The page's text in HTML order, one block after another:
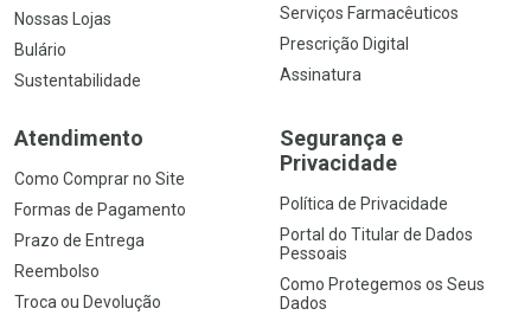
Nossas Lojas
Bulário
Sustentabilidade
Serviços Farmacêuticos
Prescrição Digital
Assinatura
Atendimento
Como Comprar no Site
Formas de Pagamento
Prazo de Entrega
Reembolso
Troca ou Devolução
Segurança e
Privacidade
Política de Privacidade
Portal do Titular de Dados
Pessoais
Como Protegemos os Seus
Dados